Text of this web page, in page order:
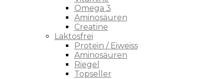
Omega 3
Aminosäuren
Creatine
Laktosfrei
Protein / Eiweiss
Aminosäuren
Riegel
Topseller